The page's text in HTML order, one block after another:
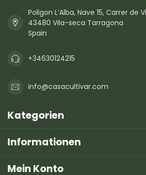
Poligon L’Alba, Nave 15, Carrer de
43480 Vila-seca Tarragona
Spain
+34630124215
info@casacultivar.com
Kategorien
Informationen
Mein Konto